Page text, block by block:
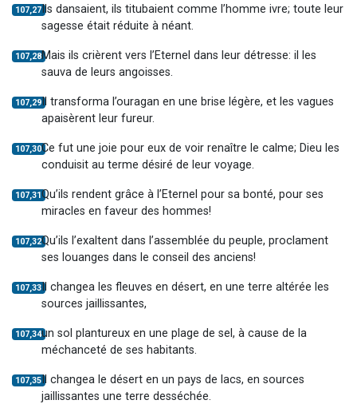
107,27 Ils dansaient, ils titubaient comme l’homme ivre; toute leur
sagesse était réduite à néant.
107,28Mais ils crièrent vers l’Eternel dans leur détresse: il les
sauva de leurs angoisses.
107,29 Il transforma l’ouragan en une brise légère, et les vagues
apaisèrent leur fureur.
107,30Ce fut une joie pour eux de voir renaître le calme; Dieu les
conduisit au terme désiré de leur voyage.
107,31Qu’ils rendent grâce à l’Eternel pour sa bonté, pour ses
miracles en faveur des hommes!
107,32Qu’ils l’exaltent dans l’assemblée du peuple, proclament
ses louanges dans le conseil des anciens!
107,33 Il changea les fleuves en désert, en une terre altérée les
sources jaillissantes,
107,34un sol plantureux en une plage de sel, à cause de la
méchanceté de ses habitants.
107,35 Il changea le désert en un pays de lacs, en sources
jaillissantes une terre desséchée.